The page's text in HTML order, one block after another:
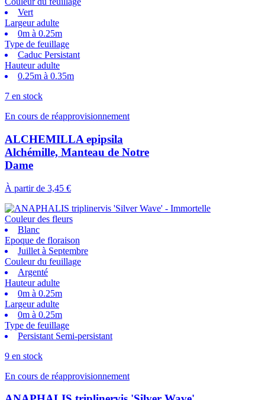
Vert
Largeur adulte
0m à 0.25m
Type de feuillage
Caduc Persistant
Hauteur adulte
0.25m à 0.35m
7 en stock
En cours de réapprovisionnement
ALCHEMILLA epipsila
Alchémille, Manteau de Notre
Dame
À partir de 3,45 €
Couleur des fleurs
Blanc
Epoque de floraison
Juillet à Septembre
Couleur du feuillage
Argenté
Hauteur adulte
0m à 0.25m
Largeur adulte
0m à 0.25m
Type de feuillage
Persistant Semi-persistant
9 en stock
En cours de réapprovisionnement